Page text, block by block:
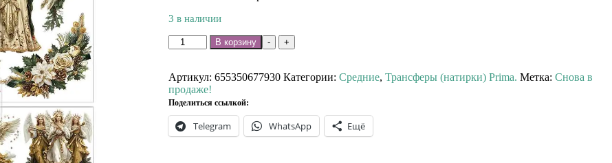
3 в наличии
-
Количество
товара
Prima
Heavenly
Wings.
+
В корзину
Артикул: 655350677930 Категории: Средние, Трансферы (натирки) Prima. Метка: Снова в
продаже!
Поделиться ссылкой:
Telegram WhatsApp Ещё